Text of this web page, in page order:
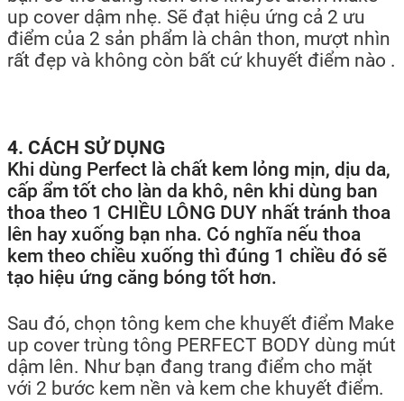
up cover dậm nhẹ. Sẽ đạt hiệu ứng cả 2 ưu
điểm của 2 sản phẩm là chân thon, mượt nhìn
rất đẹp và không còn bất cứ khuyết điểm nào .
4. CÁCH SỬ DỤNG
Khi dùng Perfect là chất kem lỏng mịn, dịu da,
cấp ẩm tốt cho làn da khô, nên khi dùng ban
thoa theo 1 CHIỀU LÔNG DUY nhất tránh thoa
lên hay xuống bạn nha. Có nghĩa nếu thoa
kem theo chiều xuống thì đúng 1 chiều đó sẽ
tạo hiệu ứng căng bóng tốt hơn.
Sau đó, chọn tông kem che khuyết điểm Make
up cover trùng tông PERFECT BODY dùng mút
dậm lên. Như bạn đang trang điểm cho mặt
với 2 bước kem nền và kem che khuyết điểm.